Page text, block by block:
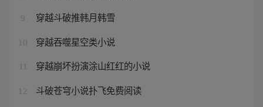
9 穿越斗破推韩月韩雪
10 穿越吞噬星空类小说
穿越崩坏扮演涂山红红的小说
12 斗破苍穹小说扑飞免费阅读